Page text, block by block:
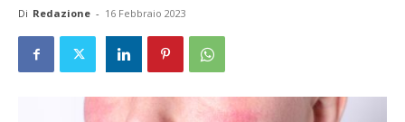
Di Redazione - 16 Febbraio 2023